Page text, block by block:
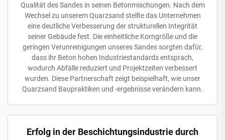
Qualität des Sandes in seinen Betonmischungen. Nach dem
Wechsel zu unserem Quarzsand stellte das Unternehmen
eine deutliche Verbesserung der strukturellen Integrität
seiner Gebäude fest. Die einheitliche Korngröße und die
geringen Verunreinigungen unseres Sandes sorgten dafür,
dass ihr Beton hohen Industriestandards entsprach,
wodurch Abfälle reduziert und Projektzeiten verbessert
wurden. Diese Partnerschaft zeigt beispielhaft, wie unser
Quarzsand Baupraktiken und -ergebnisse verändern kann.
Erfolg in der Beschichtungsindustrie durch